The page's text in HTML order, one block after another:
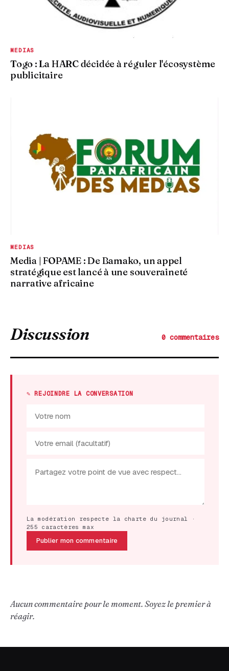
MEDIAS
Togo : La HARC décidée à réguler l'écosystème
publicitaire
MEDIAS
Media | FOPAME : De Bamako, un appel
stratégique est lancé à une souveraineté
narrative africaine
Discussion 0 commentaires
✎ REJOINDRE LA CONVERSATION
La modération respecte la charte du journal ·
255 caractères max
Publier mon commentaire
Aucun commentaire pour le moment. Soyez le premier à
réagir.